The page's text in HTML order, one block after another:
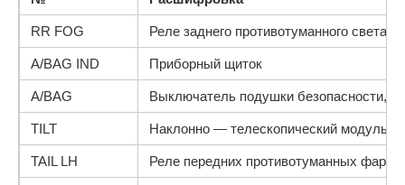
RR FOG Реле заднего противотуманного света
A/BAG IND Приборный щиток
A/BAG Выключатель подушки безопасности,
TILT Наклонно — телескопический модуль,
TAIL LH Реле передних противотуманных фар,